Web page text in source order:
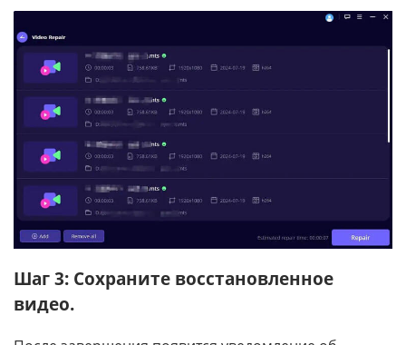
Шаг 3: Сохраните восстановленное
видео.